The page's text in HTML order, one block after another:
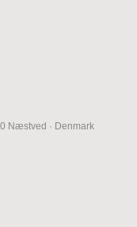
Næstved · Denmark